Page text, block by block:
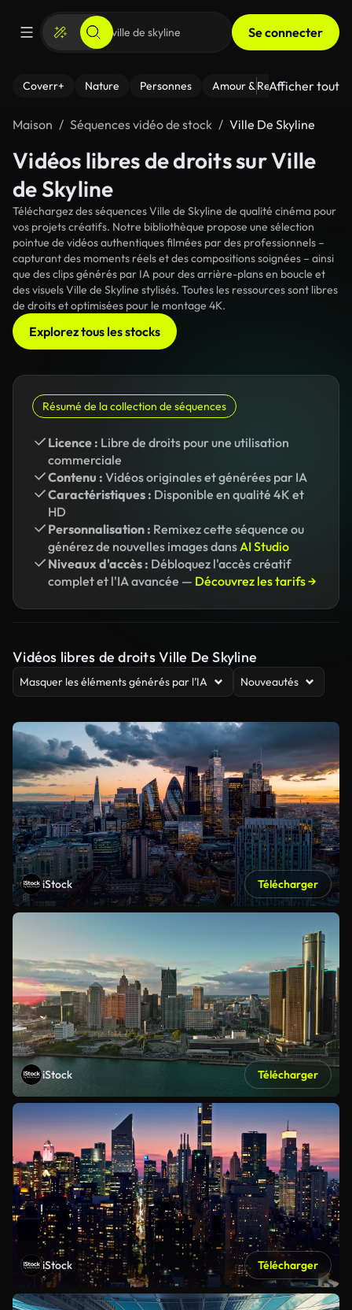
Se connecter
Coverr+ Nature Personnes Amour & Relations Le
Afficher tout
Maison Séquences vidéo de stock Ville De Skyline
Vidéos libres de droits sur Ville
de Skyline
Téléchargez des séquences Ville de Skyline de qualité cinéma pour
vos projets créatifs. Notre bibliothèque propose une sélection
pointue de vidéos authentiques filmées par des professionnels –
capturant des moments réels et des compositions soignées – ainsi
que des clips générés par IA pour des arrière-plans en boucle et
des visuels Ville de Skyline stylisés. Toutes les ressources sont libres
de droits et optimisées pour le montage 4K.
Explorez tous les stocks
Résumé de la collection de séquences
Licence : Libre de droits pour une utilisation
commerciale
Contenu : Vidéos originales et générées par IA
Caractéristiques : Disponible en qualité 4K et
HD
Personnalisation : Remixez cette séquence ou
générez de nouvelles images dansAI Studio
Niveaux d'accès : Débloquez l'accès créatif
complet et l'IA avancée — Découvrez les tarifs →
Vidéos libres de droits Ville De Skyline
Masquer les éléments générés par l’IA Nouveautés
iStock Télécharger
iStock Télécharger
iStock Télécharger